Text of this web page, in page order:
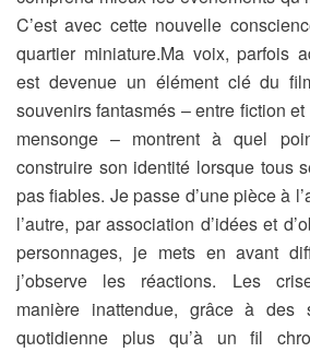
C’est avec cette nouvelle
quartier miniature.Ma voix, parfois
est devenue un élément clé du
souvenirs fantasmés – entre fiction
mensonge – montrent à quel
construire son identité lorsque tous
pas fiables. Je passe d’une pièce à
l’autre, par association d’idées et
personnages, je mets en avant
j’observe les réactions. Les
manière inattendue, grâce à
quotidienne plus qu’à un fil